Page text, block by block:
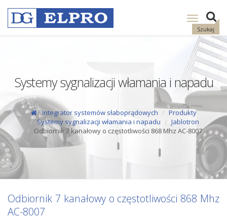
Szukaj
Pokaż
nawigację
Systemy sygnalizacji włamania i napadu
Integrator systemów słaboprądowych
Produkty
Systemy sygnalizacji włamania i napadu
Jablotron
Odbiornik 7 kanałowy o częstotliwości 868 Mhz AC-8007
Odbiornik 7 kanałowy o częstotliwości 868 Mhz
AC-8007